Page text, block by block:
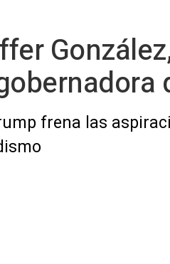
frena las